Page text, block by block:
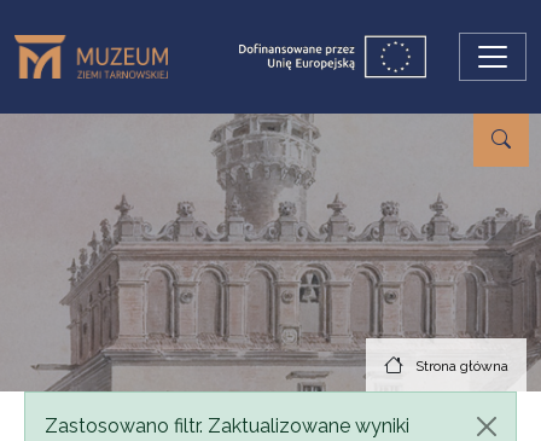
Strona główna
Komunikat
Zastosowano filtr. Zaktualizowane wyniki